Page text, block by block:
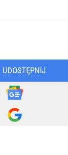
UDOSTĘPNIJ